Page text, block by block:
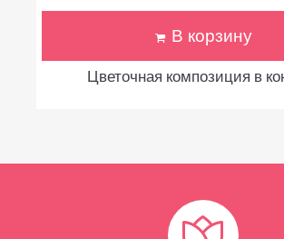
Цветочная композиция в
В корзину